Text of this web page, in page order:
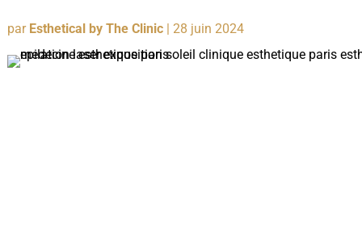
par Esthetical by The Clinic| 28 juin 2024